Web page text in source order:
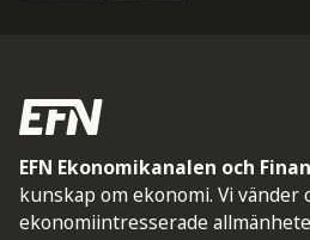
EFN Ekonomikanalen och
kunskap om ekonomi. Vi vänder
ekonomiintresserade